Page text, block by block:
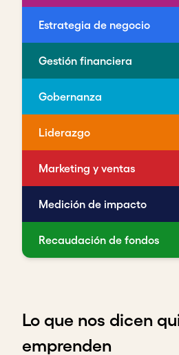
Estrategia de negocio
Gestión financiera
Gobernanza
Liderazgo
Marketing y ventas
Medición de impacto
Recaudación de fondos
Lo que nos dicen
emprenden